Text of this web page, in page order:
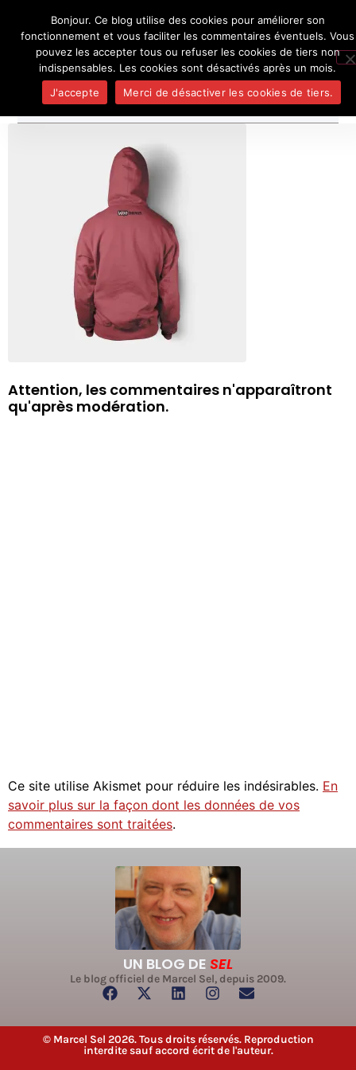
UN BLOG DESEL
Je pense, donc je ne suis personne
Médias
Attention, les commentaires n'apparaîtront
qu'après modération.
Ce site utilise Akismet pour réduire les indésirables. En
savoir plus sur la façon dont les données de vos
commentaires sont traitées.
UN BLOG DE SEL
Le blog officiel de Marcel Sel, depuis 2009.
© Marcel Sel 2026. Tous droits réservés. Reproduction
interdite sauf accord écrit de l'auteur.
Bonjour. Ce blog utilise des cookies pour améliorer son
fonctionnement et vous faciliter les commentaires éventuels. Vous
pouvez les accepter tous ou refuser les cookies de tiers non
indispensables. Les cookies sont désactivés après un mois.
J'accepte
Merci de désactiver les cookies de tiers.